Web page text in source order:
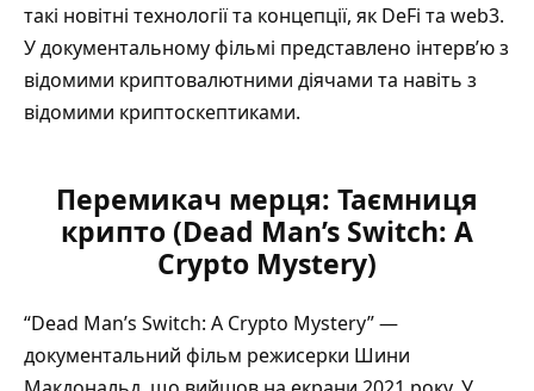
такі новітні технології та концепції, як DeFi та web3.
У документальному фільмі представлено інтерв’ю з
відомими криптовалютними діячами та навіть з
відомими криптоскептиками.
Перемикач мерця: Таємниця
крипто (Dead Man’s Switch: A
Crypto Mystery)
“Dead Man’s Switch: A Crypto Mystery” —
документальний фільм режисерки Шини